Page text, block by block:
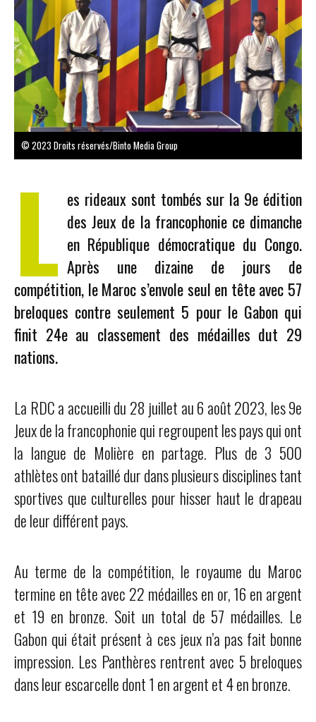
© 2023 Droits réservés/Binto Media Group
L es rideaux sont tombés sur la 9e édition
des Jeux de la francophonie ce dimanche
en République démocratique du Congo.
Après une dizaine de jours de
compétition, le Maroc s’envole seul en tête avec 57
breloques contre seulement 5 pour le Gabon qui
finit 24e au classement des médailles dut 29
nations.
La RDC a accueilli du 28 juillet au 6 août 2023, les 9e
Jeux de la francophonie qui regroupent les pays qui ont
la langue de Molière en partage. Plus de 3 500
athlètes ont bataillé dur dans plusieurs disciplines tant
sportives que culturelles pour hisser haut le drapeau
de leur différent pays.
Au terme de la compétition, le royaume du Maroc
termine en tête avec 22 médailles en or, 16 en argent
et 19 en bronze. Soit un total de 57 médailles. Le
Gabon qui était présent à ces jeux n’a pas fait bonne
impression. Les Panthères rentrent avec 5 breloques
dans leur escarcelle dont 1 en argent et 4 en bronze.